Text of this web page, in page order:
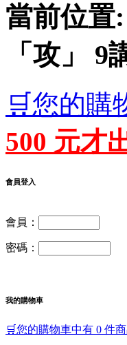
當前位置:
「攻」
🛒您的購
500 元才
會員登入
會員：
密碼：
我的購物車
🛒您的購物車中有 0 件